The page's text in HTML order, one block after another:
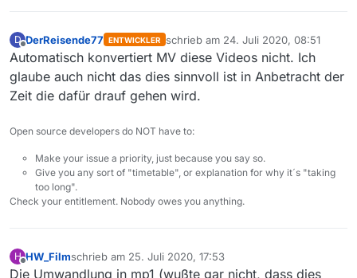
D
Offline
DerReisende77 ENTWICKLER schrieb am 24. Juli 2020, 08:51
zuletzt editiert von
Automatisch konvertiert MV diese Videos nicht. Ich
glaube auch nicht das dies sinnvoll ist in Anbetracht der
Zeit die dafür drauf gehen wird.
Open source developers do NOT have to:
Make your issue a priority, just because you say so.
Give you any sort of "timetable", or explanation for why it´s "taking
too long".
Check your entitlement. Nobody owes you anything.
H
Offline
HW_Filmschrieb am 25. Juli 2020, 17:53
zuletzt editiert von
Die Umwandlung in mp1 (wußte gar nicht, dass dies